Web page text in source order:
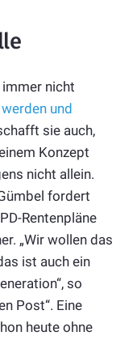
immer nicht
und
sie auch,
Konzept
nicht allein.
fordert
Rentenpläne
„Wir wollen das
ist auch ein
so
Post“. Eine
heute ohne